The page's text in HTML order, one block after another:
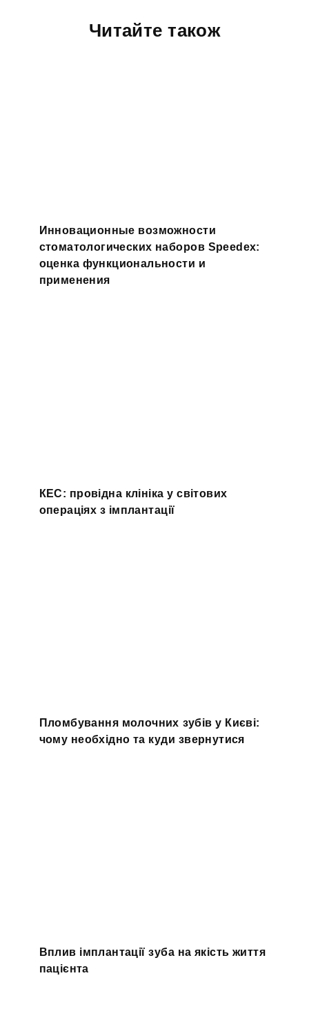
Читайте також
Инновационные возможности
стоматологических наборов Speedex:
оценка функциональности и
применения
КЕС: провідна клініка у світових
операціях з імплантації
Пломбування молочних зубів у Києві:
чому необхідно та куди звернутися
Вплив імплантації зуба на якість життя
пацієнта